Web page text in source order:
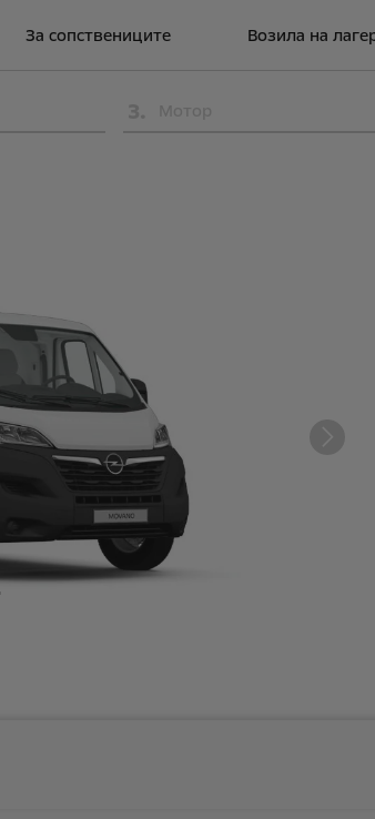
Возила на
За сопствениците